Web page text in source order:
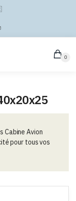
0
Cabine Avion
pour tous vos